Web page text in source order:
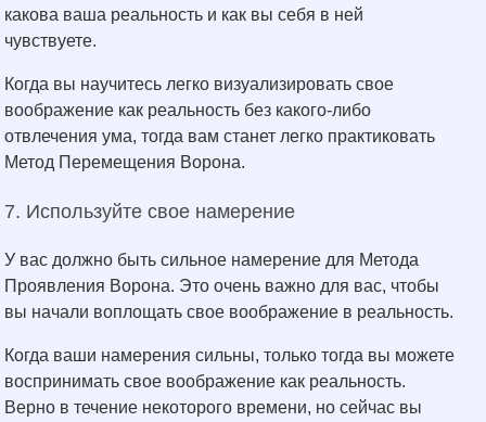
какова ваша реальность и как вы себя в ней
чувствуете.
Когда вы научитесь легко визуализировать свое
воображение как реальность без какого-либо
отвлечения ума, тогда вам станет легко практиковать
Метод Перемещения Ворона.
7. Используйте свое намерение
У вас должно быть сильное намерение для Метода
Проявления Ворона. Это очень важно для вас, чтобы
вы начали воплощать свое воображение в реальность.
Когда ваши намерения сильны, только тогда вы можете
воспринимать свое воображение как реальность.
Верно в течение некоторого времени, но сейчас вы